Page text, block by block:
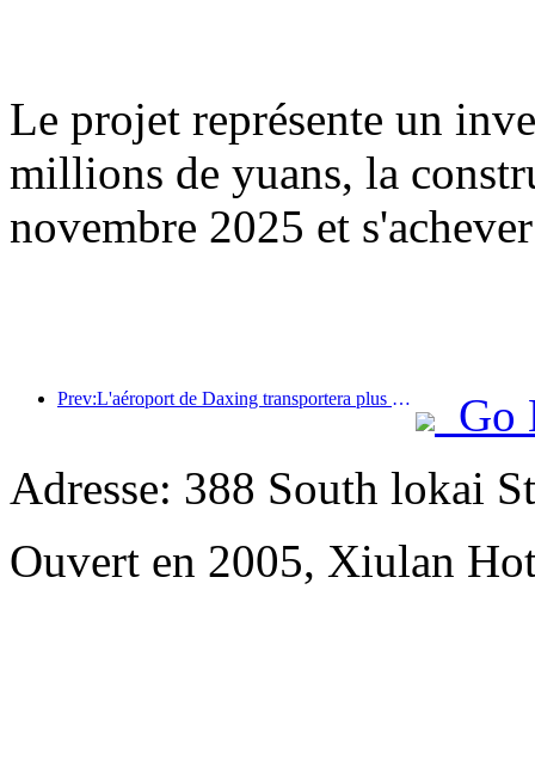
Le projet représente un
millions de yuans, la
novembre 2025 et
Prev:L'aéroport de Daxing transportera plus de 1,3 million de passagers pendant les vacances de la « Fête nationale » en 2025
Go
Adresse: 388 South lokai
Ouvert en 2005, Xiulan